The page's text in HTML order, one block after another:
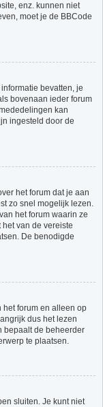
enz. kunnen niet
moet je de BBCode
bevatten, je
bovenaan ieder forum
kan
ingesteld door de
het forum dat je aan
zo snel mogelijk lezen.
het forum waarin ze
van de vereiste
De benodigde
forum en alleen op
dus het lezen
bepaalt de beheerder
te plaatsen.
sluiten. Je kunt niet